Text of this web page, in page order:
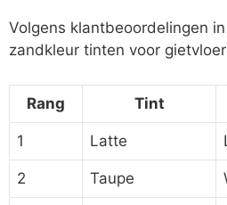
Volgens klantbeoordelingen
zandkleur tinten voor
Rang Tint
1 Latte
2 Taupe